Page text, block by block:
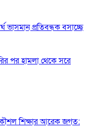
ভাসমান প্রতিবন্ধক বসাচ্ছে
পর হামলা থেকে সরে
শিক্ষার আরেক জগত: